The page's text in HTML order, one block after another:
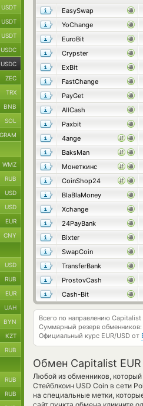
EasySwap
YoChange
EuroBit
Crypster
ExBit
FastChange
PayGet
AllCash
Paxbit
4ange
BaksMan
Монеткинс
CoinShop24
BlaBlaMoney
Xchange
24PayBank
Bixter
SwapCoin
TransferBank
ProstovCash
Cash-Bit
Всего по направлению Capitalist
Суммарный резерв обменников:
Официальный курс EUR/USD от
Обмен Capitalist EUR
Любой из обменников, который
Стейблкоин USD Coin в сети
на специальные метки,
USDT
USDT
USDT
USDC
USDC
ZEC
TRX
BNB
SOL
GRAM
WMZ
RUB
USD
USD
EUR
CNY
USD
RUB
EUR
UAH
BYN
KZT
RUB
RUB
RUB